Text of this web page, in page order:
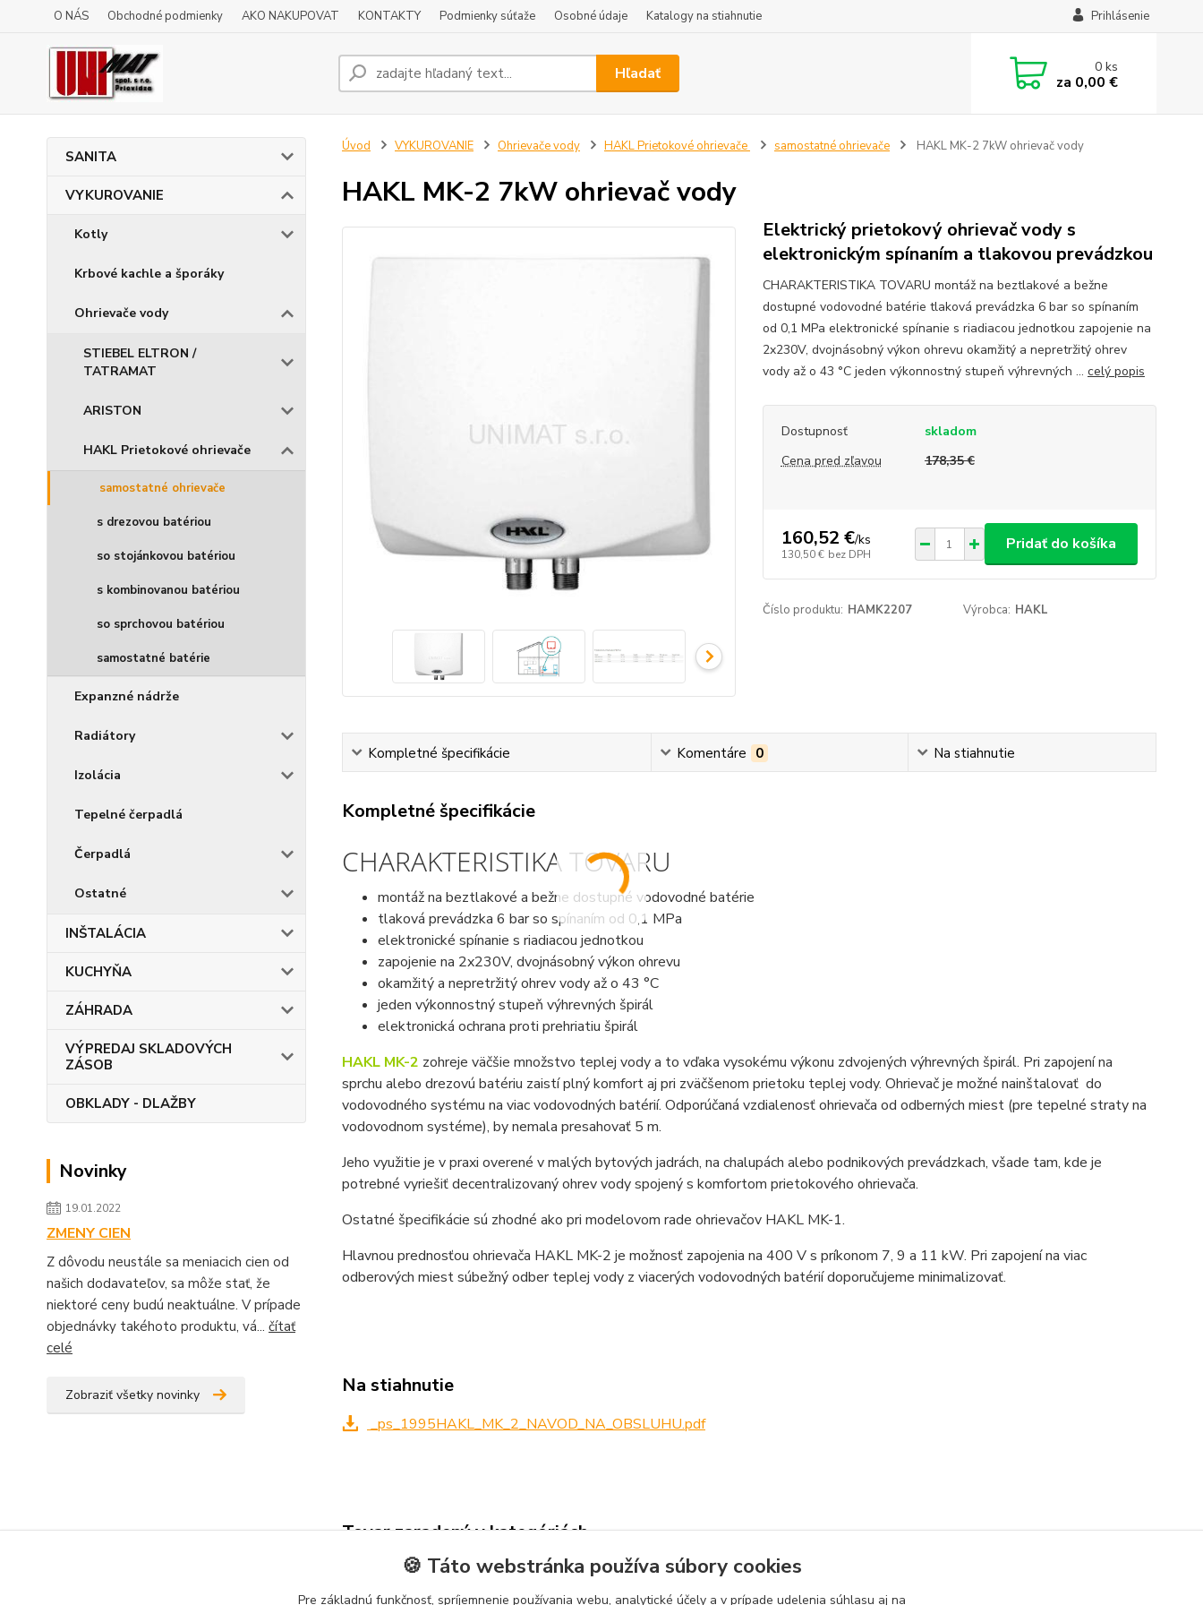
O NÁS Obchodné podmienky AKO NAKUPOVAT KONTAKTY Podmienky súťaže Osobné údaje Katalogy na stiahnutie Prihlásenie
Hľadať 0ks
za 0,00 €
SANITA
VYKUROVANIE
Kotly
Krbové kachle a šporáky
Ohrievače vody
STIEBEL ELTRON /
TATRAMAT
ARISTON
HAKL Prietokové ohrievače
samostatné ohrievače
s drezovou batériou
so stojánkovou batériou
s kombinovanou batériou
so sprchovou batériou
samostatné batérie
Expanzné nádrže
Radiátory
Izolácia
Tepelné čerpadlá
Čerpadlá
Ostatné
INŠTALÁCIA
KUCHYŇA
ZÁHRADA
VÝPREDAJ SKLADOVÝCH
ZÁSOB
OBKLADY - DLAŽBY
Novinky
19.01.2022
ZMENY CIEN
Z dôvodu neustále sa meniacich cien od
našich dodavateľov, sa môže stať, že
niektoré ceny budú neaktuálne. V prípade
objednávky takéhoto produktu, vá... čítať
celé
Zobraziť všetky novinky
Úvod VYKUROVANIE Ohrievače vody HAKL Prietokové ohrievače samostatné ohrievače HAKL MK-2 7kW ohrievač vody
HAKL MK-2 7kW ohrievač vody
Elektrický prietokový ohrievač vody s
elektronickým spínaním a tlakovou prevádzkou
CHARAKTERISTIKA TOVARU montáž na beztlakové a bežne
dostupné vodovodné batérie tlaková prevádzka 6 bar so spínaním
od 0,1 MPa elektronické spínanie s riadiacou jednotkou zapojenie na
2x230V, dvojnásobný výkon ohrevu okamžitý a nepretržitý ohrev
vody až o 43 °C jeden výkonnostný stupeň výhrevných ... celý popis
Dostupnosť
skladom
Cena pred zľavou
178,35 €
160,52 €/ks
130,50 € bez DPH
Pridať do košíka
Číslo produktu: HAMK2207 Výrobca: HAKL
Kompletné špecifikácie Komentáre 0 Na stiahnutie
Kompletné špecifikácie
CHARAKTERISTIKA TOVARU
montáž na beztlakové a bežne dostupné vodovodné batérie
tlaková prevádzka 6 bar so spínaním od 0,1 MPa
elektronické spínanie s riadiacou jednotkou
zapojenie na 2x230V, dvojnásobný výkon ohrevu
okamžitý a nepretržitý ohrev vody až o 43 °C
jeden výkonnostný stupeň výhrevných špirál
elektronická ochrana proti prehriatiu špirál
HAKL MK-2 zohreje väčšie množstvo teplej vody a to vďaka vysokému výkonu zdvojených výhrevných špirál. Pri zapojení na
sprchu alebo drezovú batériu zaistí plný komfort aj pri zväčšenom prietoku teplej vody. Ohrievač je možné nainštalovať do
vodovodného systému na viac vodovodných batérií. Odporúčaná vzdialenosť ohrievača od odberných miest (pre tepelné straty na
vodovodnom systéme), by nemala presahovať 5 m.
Jeho využitie je v praxi overené v malých bytových jadrách, na chalupách alebo podnikových prevádzkach, všade tam, kde je
potrebné vyriešiť decentralizovaný ohrev vody spojený s komfortom prietokového ohrievača.
Ostatné špecifikácie sú zhodné ako pri modelovom rade ohrievačov HAKL MK-1.
Hlavnou prednosťou ohrievača HAKL MK-2 je možnosť zapojenia na 400 V s príkonom 7, 9 a 11 kW. Pri zapojení na viac
odberových miest súbežný odber teplej vody z viacerých vodovodných batérií doporučujeme minimalizovať.
Na stiahnutie
_ps_1995HAKL_MK_2_NAVOD_NA_OBSLUHU.pdf
Tovar zaradený v kategóriách
VYKUROVANIE Ohrievače vody
HAKL Prietokové
🍪 Táto webstránka používa súbory cookies
Pre základnú funkčnosť, spríjemnenie používania webu, analytické účely a v prípade udelenia súhlasu aj na